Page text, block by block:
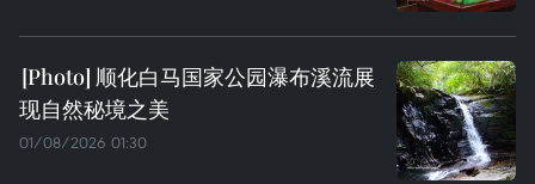
顺化白马国家公园瀑布溪流展
现自然秘境之美
01/08/2026 01:30